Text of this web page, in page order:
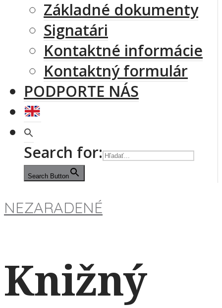
Základné dokumenty
Signatári
Kontaktné informácie
Kontaktný formulár
PODPORTE NÁS
Search for:
Search Button
NEZARADENÉ
Knižný